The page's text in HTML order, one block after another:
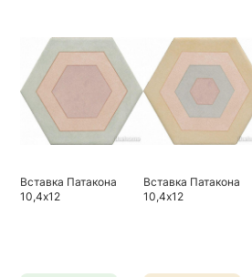
Вставка Патакона
10,4х12
Вставка Патакона
10,4х12